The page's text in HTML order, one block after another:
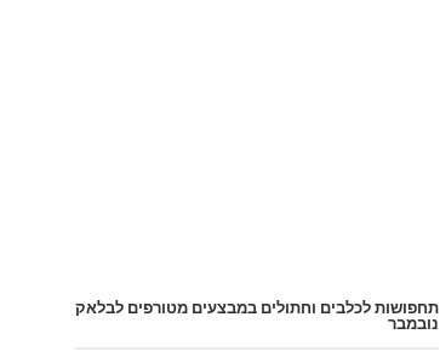
תחפושות לכלבים וחתולים במבצעים מטורפים לבלאק
נובמבר